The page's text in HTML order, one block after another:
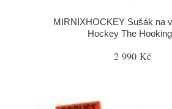
MIRNIXHOCKEY Sušák na
Hockey The
2 990 Kč